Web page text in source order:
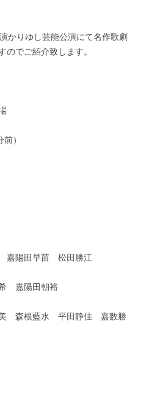
かりゆし芸能公演にて名作歌劇
のでご紹介致します。
）
田早苗 松田勝江
陽田朝裕
根藍水 平田静佳 嘉数勝